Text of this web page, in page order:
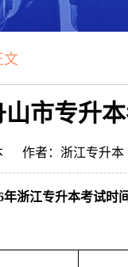
文
市专升
作者：浙江专升本
年浙江专升本考试时